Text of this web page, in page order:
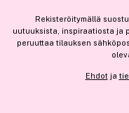
Rekisteröitymällä
uutuuksista, inspiraatiosta ja
peruuttaa tilauksen
Ehdotja